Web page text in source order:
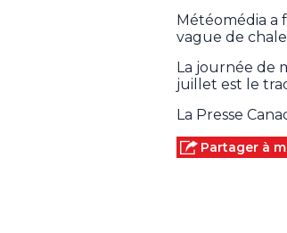
Météomédia a
vague de
La journée de
juillet est le
La Presse
Partager à